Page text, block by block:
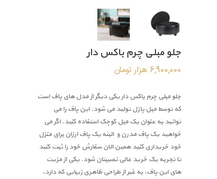
جلو مبلی چرم باکس دار
6,900,000 هزار تومان
جلو مبلی چرم باکس دار یکی دیگر از مدل های پاف است
که توسط مبل پازل تولید می شود. این پاف را می
توانید به عنوان یک مبل کوچک استفاده کنید. اگر می
خواهید یک پاف مدرن و البته یک پاف ارزان برای منزل
خود خریداری کنید همین الان سفارش خود را ثبت کنید
تا تجربه یک خرید عالی نصیبتان شود. یکی از مزیت
های این پاف، به غیر از طراحی ظاهری زیبایی که دارد،